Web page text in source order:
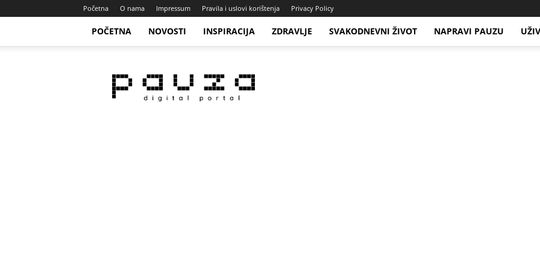
Početna O nama Impressum Pravila i uslovi korištenja Privacy Policy
POČETNA NOVOSTI INSPIRACIJA ZDRAVLJE SVAKODNEVNI ŽIVOT NAPRAVI PAUZU
Portal